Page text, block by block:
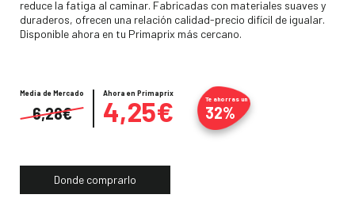
reduce la fatiga al caminar. Fabricadas con materiales suaves y
duraderos, ofrecen una relación calidad-precio difícil de igualar.
Disponible ahora en tu Primaprix más cercano.
Precio
Media de Mercado
6,28€
Ahora en Primaprix
4,25€ Te ahorras un
32%
Donde comprarlo